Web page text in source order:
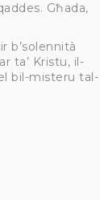
Għada,
b’solennità
ta’ Kristu, il-
bil-misteru tal-